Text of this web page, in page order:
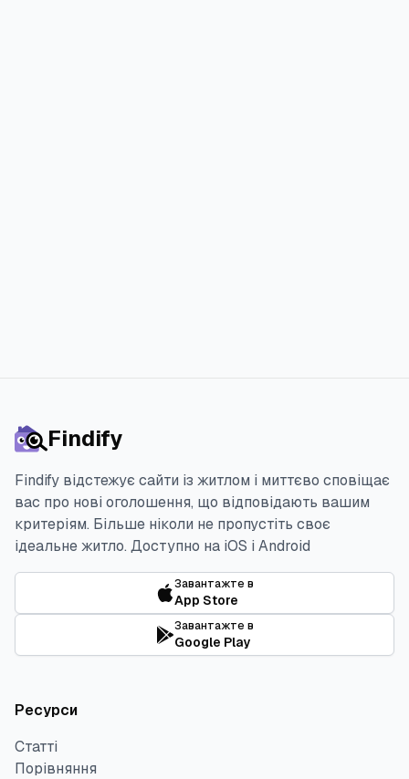
Findify
Findify відстежує сайти із житлом і миттєво сповіщає
вас про нові оголошення, що відповідають вашим
критеріям. Більше ніколи не пропустіть своє
ідеальне житло. Доступно на iOS і Android
Завантажте в
App Store
Завантажте в
Google Play
Ресурси
Статті
Порівняння